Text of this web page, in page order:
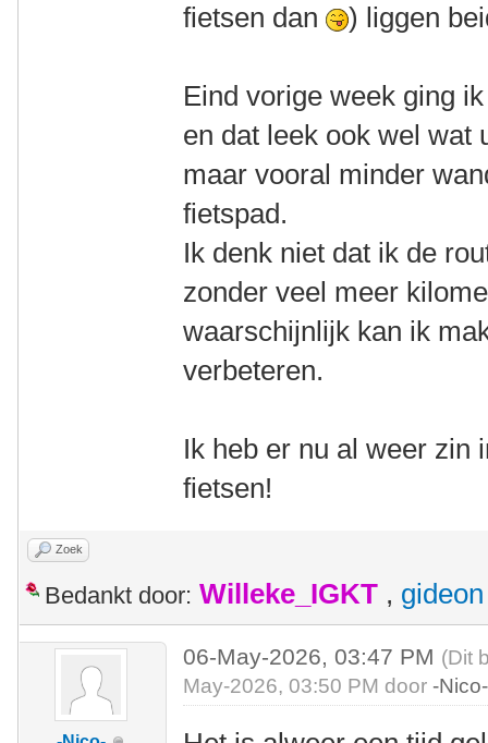
fietsen dan
) liggen
Eind vorige week ging
en dat leek ook wel wat
maar vooral minder
fietspad.
Ik denk niet dat ik de
zonder veel meer
waarschijnlijk kan ik
verbeteren.
Ik heb er nu al weer zin
fietsen!
Zoek
Bedankt door: Willeke_IGKT , gideon
06-May-2026, 03:47 PM (Dit
May-2026, 03:50 PM door-Nico-